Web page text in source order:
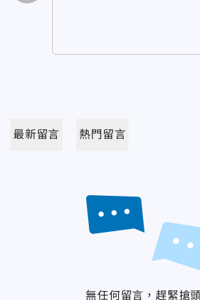
最新留言 熱門留言
無任何留言，趕緊搶頭